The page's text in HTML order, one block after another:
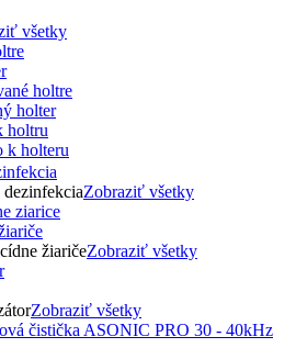
všetky
holter
k holteru
dezinfekciaZobraziť všetky
žiaričeZobraziť všetky
Zobraziť všetky